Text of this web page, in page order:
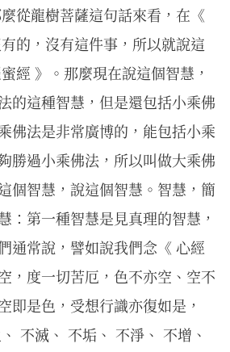
從龍樹菩薩這句話來看，在《
的，沒有這件事，所以就說這
經 》。那麼現在說這個智慧，
的這種智慧，但是還包括小乘佛
佛法是非常廣博的，能包括小乘
勝過小乘佛法，所以叫做大乘佛
個智慧，說這個智慧。智慧，簡
：第一種智慧是見真理的智慧，
通常說，譬如說我們念《 心經
，度一切苦厄，色不亦空、空不
即是色，受想行識亦復如是，
不滅、 不垢、 不淨、 不增、